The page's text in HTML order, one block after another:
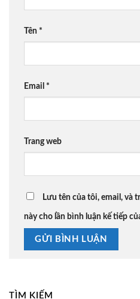
Tên *
Email *
Trang web
Lưu tên của tôi, email, và
này cho lần bình luận kế tiếp
TÌM KIẾM